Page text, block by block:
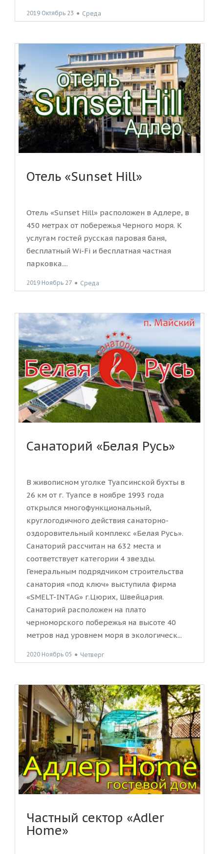
2019 Октябрь 23 ● Среда
Отель «Sunset Hill»
Отель «Sunset Hill» расположен в Адлере, в
450 метрах от побережья Черного моря. К
услугам гостей русская паровая баня,
бесплатный Wi-Fi и бесплатная частная
парковка....
2019 Ноябрь 27 ● Среда
Санаторий «Белая Русь»
В живописном уголке Туапсинской бухты в
26 км от г. Туапсе в ноябре 1993 года
открылся многофункциональный,
круглогодичного действия санаторно-
оздоровительный комплекс «Белая Русь».
Санаторий рассчитан на 632 места и
соответствует категории 4 звезды.
Генеральным подрядчиком строительства
санатория «под ключ» выступила фирма
«SMELT-INTAG» г.Цюрих, Швейцария.
Санаторий расположен на плато
черноморского побережья на высоте 40
метров над уровнем моря в экологическ...
2020 Ноябрь 05 ● Четверг
Частный сектор «Adler
Home»